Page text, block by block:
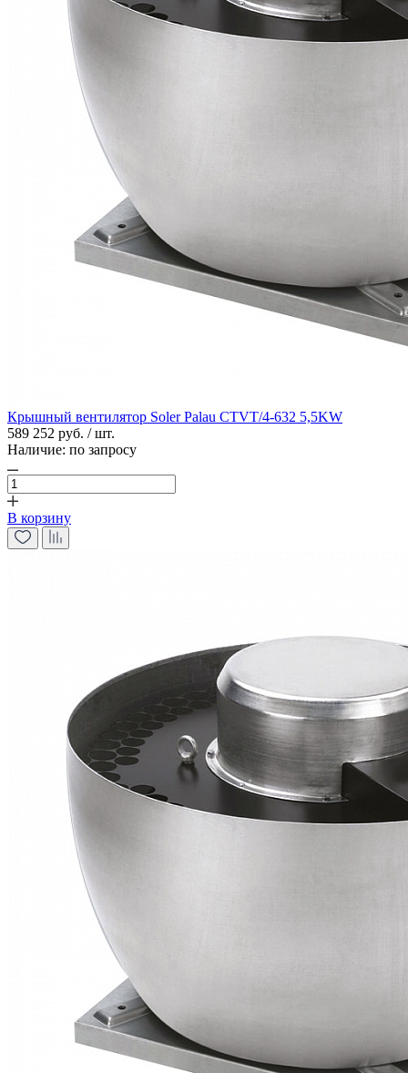
Крышный вентилятор Soler Palau CTVT/4-632 5,5KW
589 252 руб. / шт.
Наличие: по запросу
В корзину